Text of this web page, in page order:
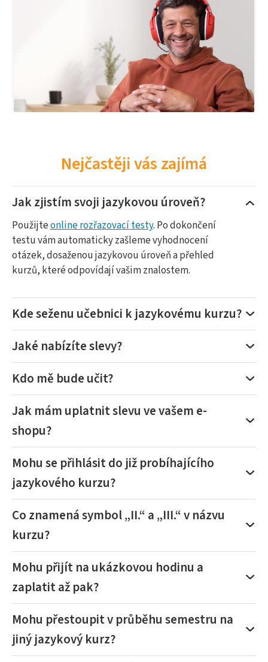
Nejčastěji vás zajímá
Jak zjistím svoji jazykovou úroveň?
Použijteonline rozřazovací testy. Po dokončení
testu vám automaticky zašleme vyhodnocení
otázek, dosaženou jazykovou úroveň a přehled
kurzů, které odpovídají vašim znalostem.
Kde seženu učebnici k jazykovému kurzu?
Jaké nabízíte slevy?
Kdo mě bude učit?
Jak mám uplatnit slevu ve vašem e-
shopu?
Mohu se přihlásit do již probíhajícího
jazykového kurzu?
Co znamená symbol „II.“ a „III.“ v názvu
kurzu?
Mohu přijít na ukázkovou hodinu a
zaplatit až pak?
Mohu přestoupit v průběhu semestru na
jiný jazykový kurz?